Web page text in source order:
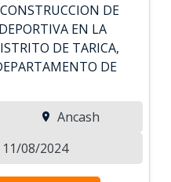
DE
EN LA
DE TARICA,
DE
Ancash
08/2024